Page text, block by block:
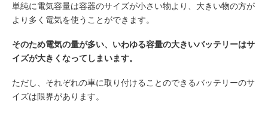
単純に電気容量は容器のサイズが小さい物より、大きい物の方が
より多く電気を使うことができます。
そのため電気の量が多い、いわゆる容量の大きいバッテリーはサ
イズが大きくなってしまいます。
ただし、それぞれの車に取り付けることのできるバッテリーのサ
イズは限界があります。